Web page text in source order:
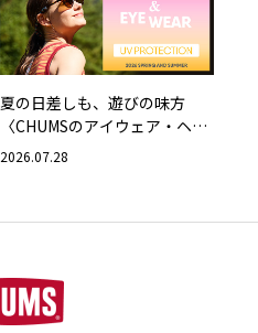
夏の日差しも、遊びの味方
〈CHUMSのアイウェア・ヘッ
ドウェア〉
2026.07.28